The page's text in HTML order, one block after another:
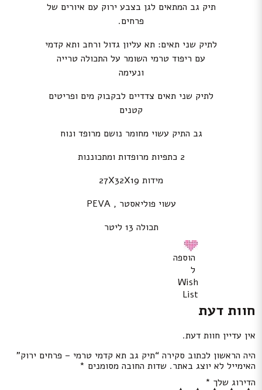
תיק גב המתאים לגן בצבע ירוק עם איורים של
פרחים.
לתיק שני תאים: תא עליון גדול ורחב ותא קדמי
עם ריפוד טרמי השומר על התכולה טרייה
ונעימה
לתיק שני תאים צדדיים לבקבוק מים ופריטים
קטנים
גב התיק עשוי מחומר נושם מרופד ונוח
2 כתפיות מרופדות ומתכוננות
מידות 27X32X19
עשוי פוליאסטר , PEVA
תכולה 13 ליטר
הוספה
ל
Wish
List
חוות דעת
אין עדיין חוות דעת.
היה הראשון לכתוב סקירה “תיק גב תא קדמי טרמי – פרחים ירוק”
האימייל לא יוצג באתר. שדות החובה מסומנים *
הדירוג שלך *